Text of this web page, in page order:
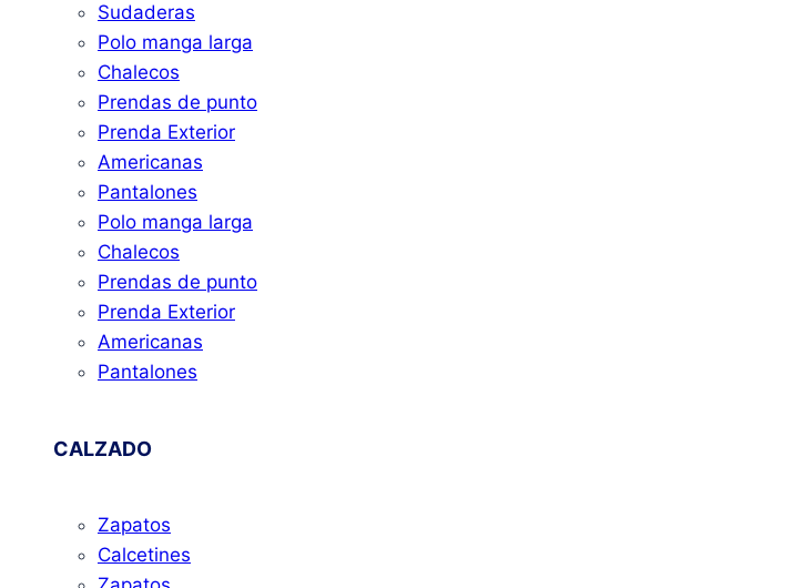
Sudaderas
Polo manga larga
Chalecos
Prendas de punto
Prenda Exterior
Americanas
Pantalones
Polo manga larga
Chalecos
Prendas de punto
Prenda Exterior
Americanas
Pantalones
CALZADO
Zapatos
Calcetines